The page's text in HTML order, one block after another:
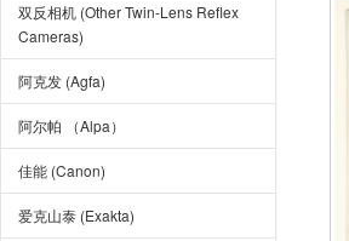
双反相机 (Other Twin-Lens Reflex
Cameras)
阿克发 (Agfa)
阿尔帕 （Alpa）
佳能 (Canon)
爱克山泰 (Exakta)